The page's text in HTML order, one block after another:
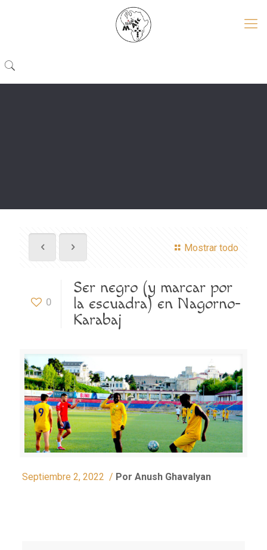
Mostrar todo
0
Ser negro (y marcar por
la escuadra) en Nagorno-
Karabaj
Septiembre 2, 2022 / Por Anush Ghavalyan